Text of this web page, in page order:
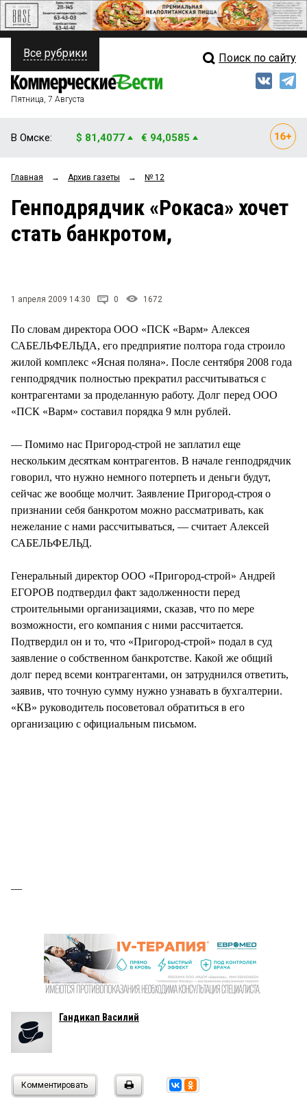
ПОЛИТИКА
ФИНАНСЫ
ОБЩЕСТВО
ЗАКОН
НОВОСТИ КОМПАНИЙ
СТИЛЬ ЖИЗНИ
Свежий выпуск
Рейтинги
Все рубрики Поиск по сайту
Пятница, 7 Августа
В Омске: $ 81,4077 € 94,0585
Главная → Архив газеты → № 12
Генподрядчик «Рокаса» хочет
стать банкротом,
1 апреля 2009 14:30 0 1672
По словам директора ООО «ПСК «Варм» Алексея
САБЕЛЬФЕЛЬДА, его предприятие полтора года строило
жилой комплекс «Ясная поляна». После сентября 2008 года
генподрядчик полностью прекратил рассчитываться с
контрагентами за проделанную работу. Долг перед ООО
«ПСК «Варм» составил порядка 9 млн рублей.
— Помимо нас Пригород-строй не заплатил еще
нескольким десяткам контрагентов. В начале генподрядчик
говорил, что нужно немного потерпеть и деньги будут,
сейчас же вообще молчит. Заявление Пригород-строя о
признании себя банкротом можно рассматривать, как
нежелание с нами рассчитываться, — считает Алексей
САБЕЛЬФЕЛЬД.
Генеральный директор ООО «Пригород-строй» Андрей
ЕГОРОВ подтвердил факт задолженности перед
строительными организациями, сказав, что по мере
возможности, его компания с ними рассчитается.
Подтвердил он и то, что «Пригород-строй» подал в суд
заявление о собственном банкротстве. Какой же общий
долг перед всеми контрагентами, он затруднился ответить,
заявив, что точную сумму нужно узнавать в бухгалтерии.
«КВ» руководитель посоветовал обратиться в его
организацию с официальным письмом.
—
Гандикап Василий
Комментировать